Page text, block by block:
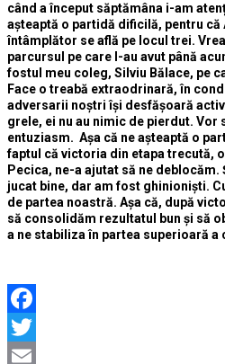
când a început săptămâna i-am
așteaptă o partidă dificilă, pentru că
întâmplător se află pe locul trei.
parcursul pe care l-au avut până
fostul meu coleg, Silviu Bălace, pe
Face o treabă extraodrinară, în
adversarii noștri își desfășoară
grele, ei nu au nimic de pierdut. Vor
entuziasm. Așa că ne așteaptă o
faptul că victoria din etapa trecută,
Pecica, ne-a ajutat să ne deblocăm.
jucat bine, dar am fost ghinioniști.
de partea noastră. Așa că, după
să consolidăm rezultatul bun și să
a ne stabiliza în partea superioară a
Facebook
Twitter